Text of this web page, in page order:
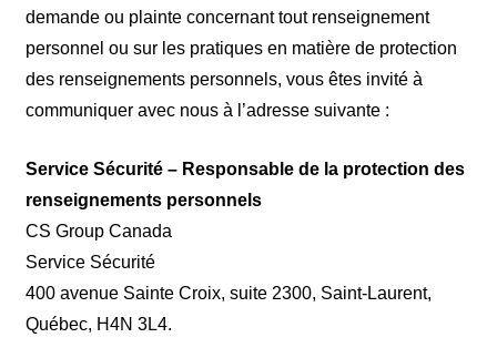
demande ou plainte concernant tout renseignement
personnel ou sur les pratiques en matière de protection
des renseignements personnels, vous êtes invité à
communiquer avec nous à l’adresse suivante :
Service Sécurité – Responsable de la protection des
renseignements personnels
CS Group Canada
Service Sécurité
400 avenue Sainte Croix, suite 2300, Saint-Laurent,
Québec, H4N 3L4.